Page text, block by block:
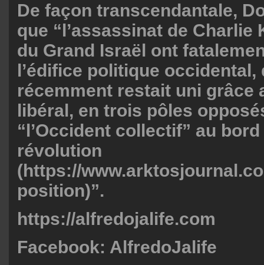
De façon transcendantale,
que “l’assassinat de Charlie
du Grand Israël ont
l’édifice politique occidental,
récemment restait uni grâce
libéral, en trois pôles
“l’Occident collectif” au
révolution
(https://
position)”.
https://alfredojalife.com
Facebook: AlfredoJalife